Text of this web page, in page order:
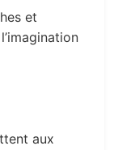
et
aux